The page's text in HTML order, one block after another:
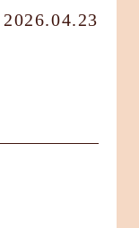
2026.04.23